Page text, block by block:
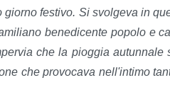
festivo. Si svolgeva in
benedicente popolo e
che la pioggia autunnale
che provocava nell'intimo